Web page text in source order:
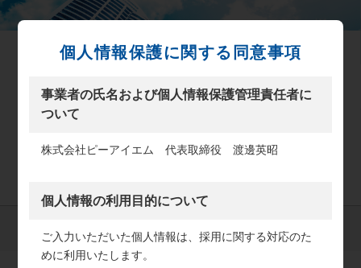
個人情報保護に関する同意事項
事業者の氏名および個人情報保護管理責任者に
ついて
株式会社ピーアイエム 代表取締役 渡邊英昭
個人情報の利用目的について
ご入力いただいた個人情報は、採用に関する対応のた
めに利用いたします。
人材派遣登録
必須 は必須項目となりますので、必ずご記入くださいませ。
お名前 必須